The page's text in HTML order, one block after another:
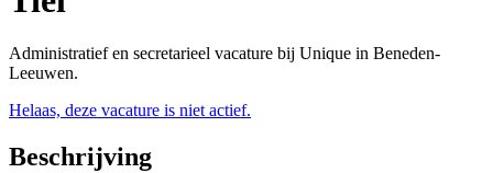
Administratief en secretarieel vacature bij Unique in Beneden-
Leeuwen.
Helaas, deze vacature is niet actief.
Beschrijving